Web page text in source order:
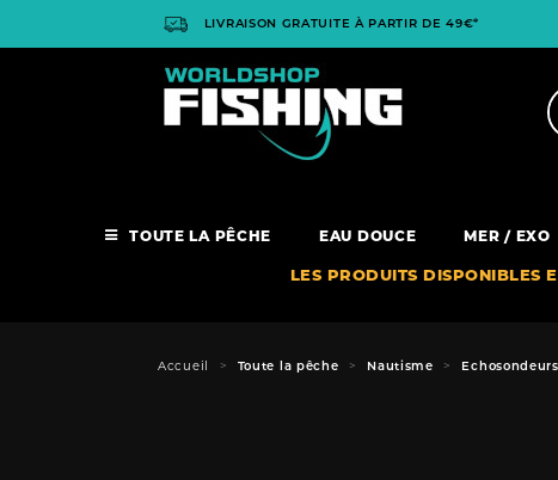
Panneau de gestion des cookies
LIVRAISON GRATUITE À PARTIR DE 49€*
TOUTE LA PÊCHE EAU DOUCE MER / EXO
LES PRODUITS DISPONIBLES
Accueil Toute la pêche Nautisme Echosondeurs